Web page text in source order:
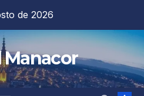
de 2026